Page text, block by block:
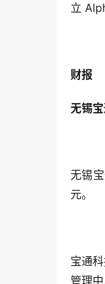
立
财报
无锡
无锡
元。
宝通
管理